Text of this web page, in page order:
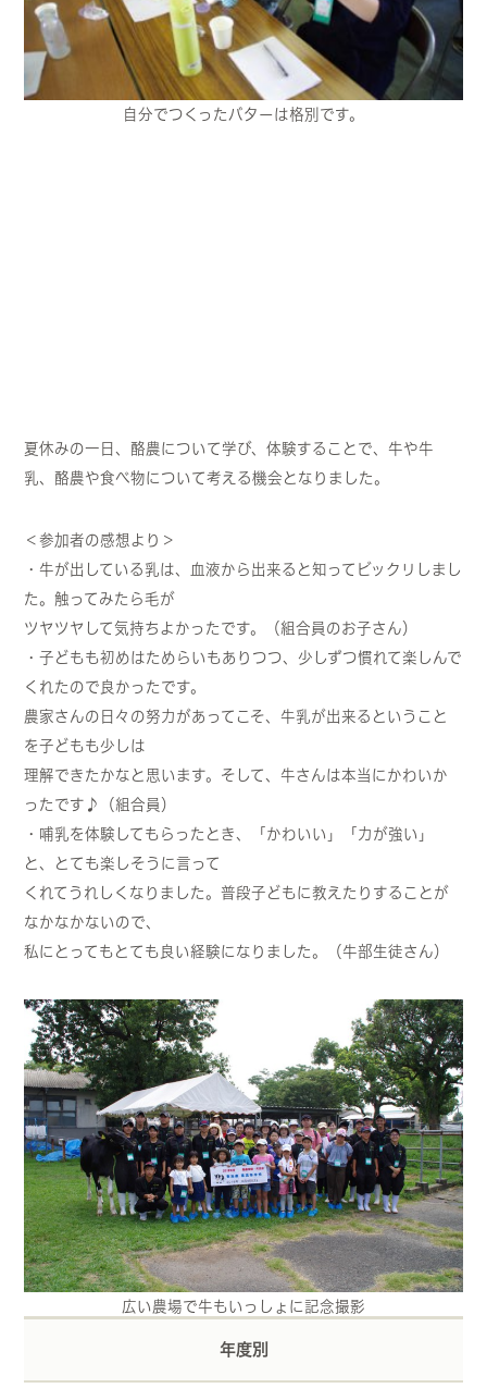
自分でつくったバターは格別です。
夏休みの一日、酪農について学び、体験することで、牛や牛
乳、酪農や食べ物について考える機会となりました。
＜参加者の感想より＞
・牛が出している乳は、血液から出来ると知ってビックリしまし
た。触ってみたら毛が
ツヤツヤして気持ちよかったです。（組合員のお子さん）
・子どもも初めはためらいもありつつ、少しずつ慣れて楽しんで
くれたので良かったです。
農家さんの日々の努力があってこそ、牛乳が出来るということ
を子どもも少しは
理解できたかなと思います。そして、牛さんは本当にかわいか
ったです♪（組合員）
・哺乳を体験してもらったとき、「かわいい」「力が強い」
と、とても楽しそうに言って
くれてうれしくなりました。普段子どもに教えたりすることが
なかなかないので、
私にとってもとても良い経験になりました。（牛部生徒さん）
広い農場で牛もいっしょに記念撮影
年度別